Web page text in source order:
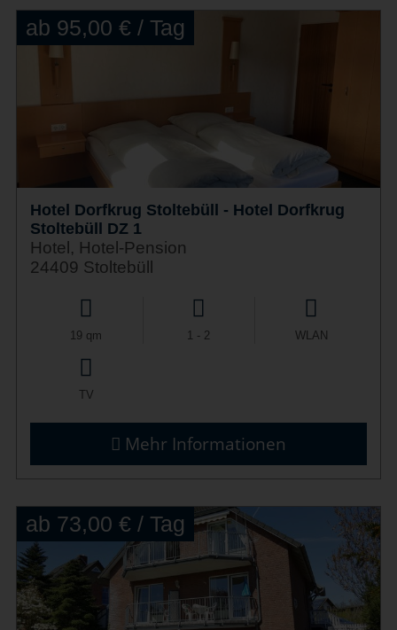
ab 95,00 € / Tag
Hotel Dorfkrug Stoltebüll - Hotel Dorfkrug
Stoltebüll DZ 1
Hotel, Hotel-Pension
24409 Stoltebüll
19 qm 1 - 2 WLAN
TV
Mehr Informationen
ab 73,00 € / Tag